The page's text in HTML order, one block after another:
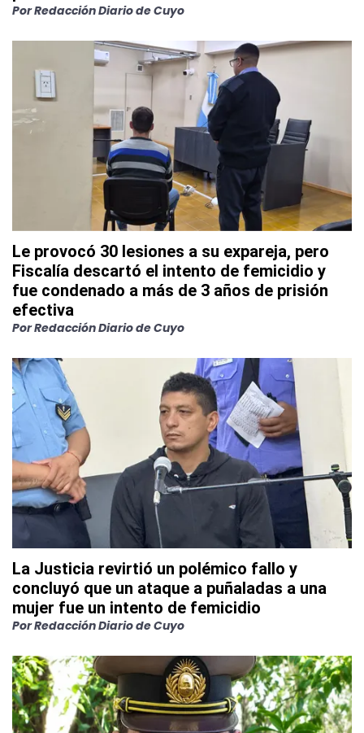
PorRedacción Diario de Cuyo
Le provocó 30 lesiones a su expareja, pero
Fiscalía descartó el intento de femicidio y
fue condenado a más de 3 años de prisión
efectiva
PorRedacción Diario de Cuyo
La Justicia revirtió un polémico fallo y
concluyó que un ataque a puñaladas a una
mujer fue un intento de femicidio
PorRedacción Diario de Cuyo